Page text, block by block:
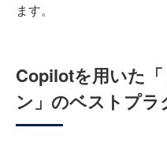
ます。
Copilotを用いた
ン」のベストプラ